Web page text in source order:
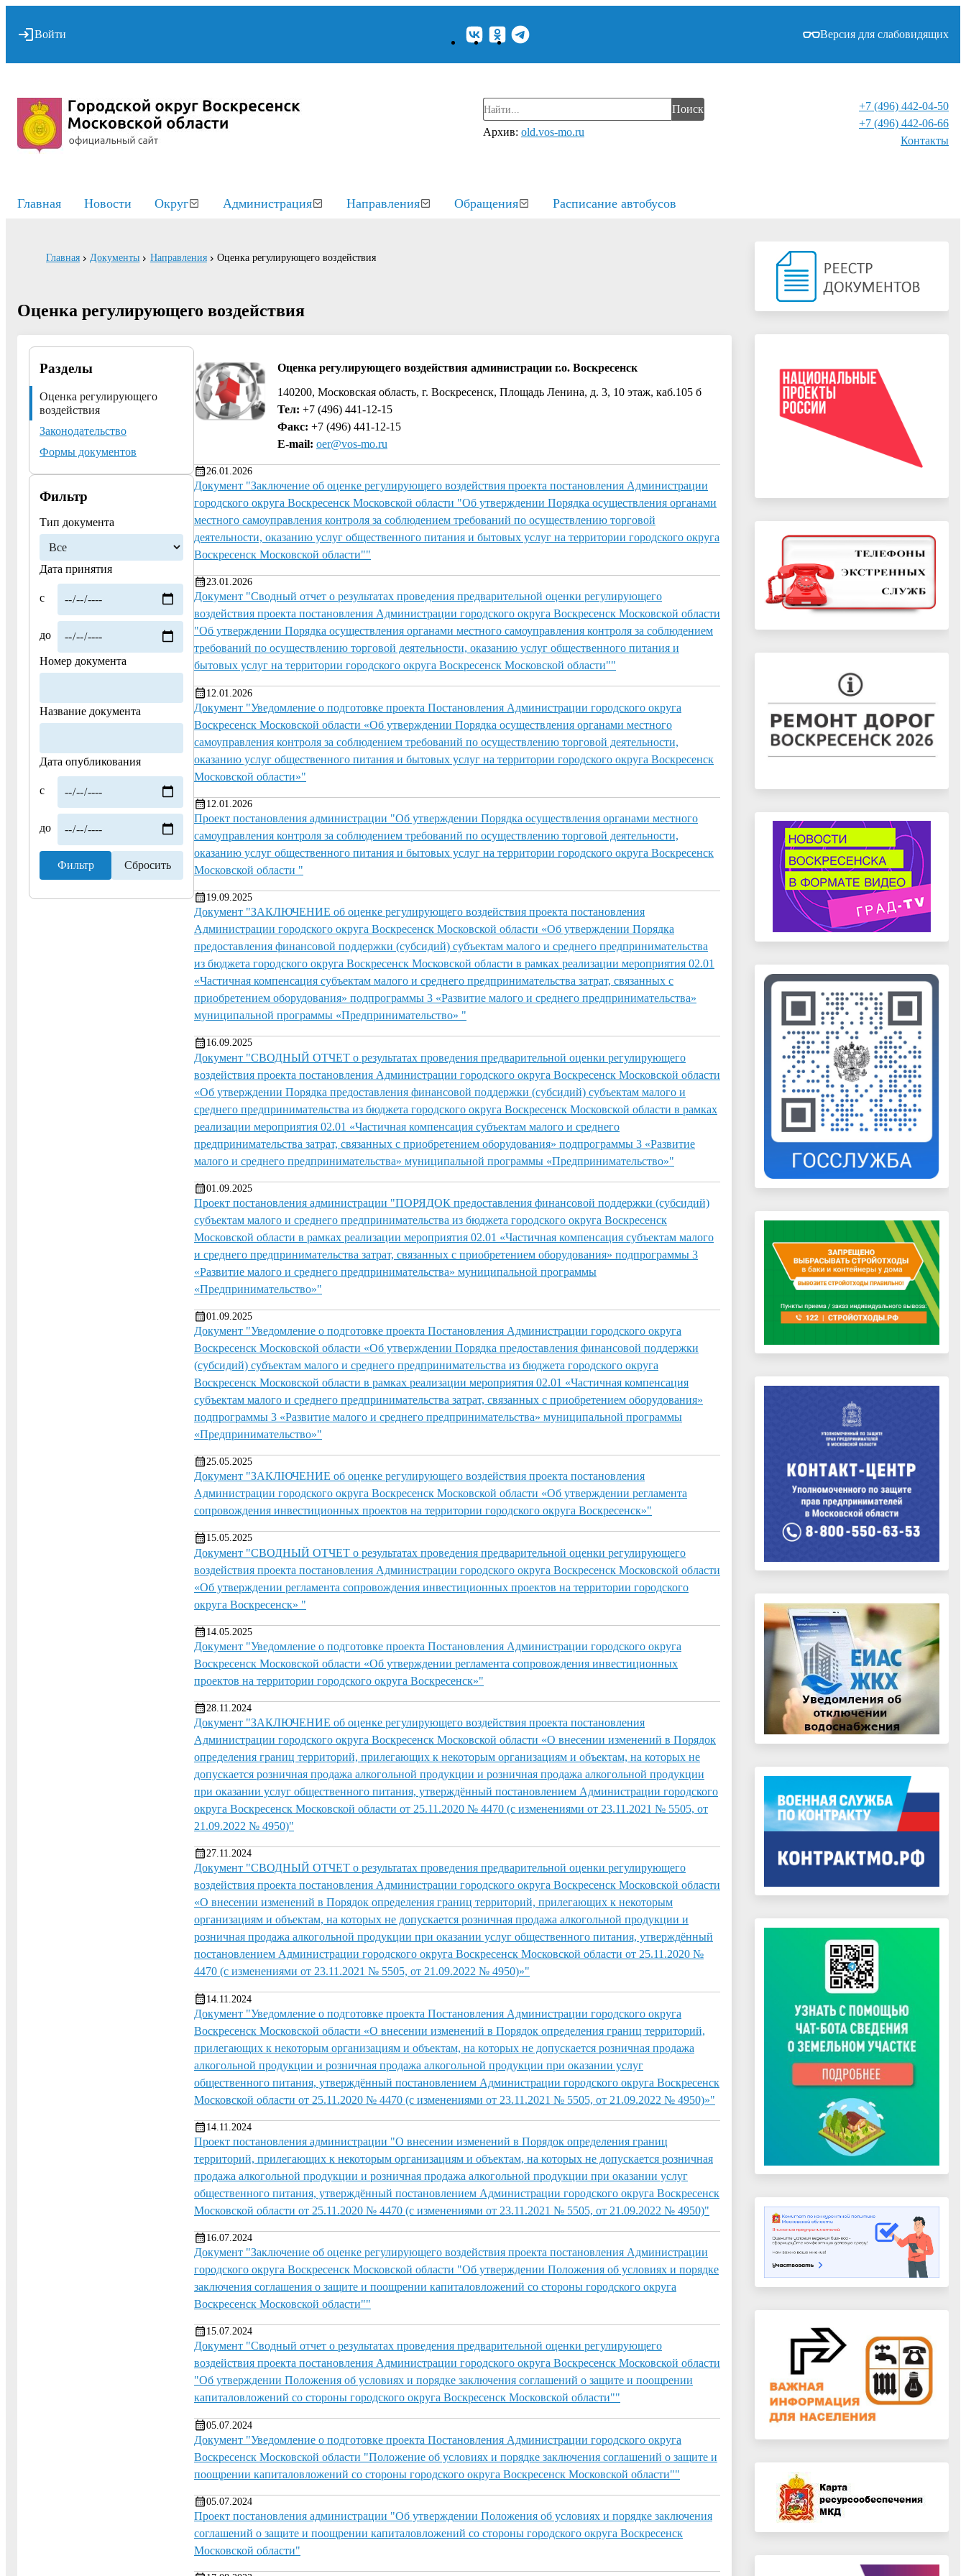
Войти Версия для слабовидящих
Поиск
Архив: old.vos-mo.ru
+7 (496) 442-04-50
+7 (496) 442-06-66
Контакты⁠
Главная Новости Округ Администрация Направления Обращения Расписание автобусов
Главная Документы Направления Оценка регулирующего воздействия
Оценка регулирующего воздействия
Разделы
Оценка регулирующего
воздействия
Законодательство
Формы документов
Фильтр
Тип документа
Дата принятия
с
до
Номер документа
Название документа
Дата опубликования
с
до
Оценка регулирующего воздействия администрации г.о. Воскресенск
140200, Московская область, г. Воскресенск, Площадь Ленина, д. 3, 10 этаж, каб.105 б
Тел: +7 (496) 441-12-15
Факс: +7 (496) 441-12-15
E-mail: oer@vos-mo.ru
26.01.2026
Документ "Заключение об оценке регулирующего воздействия проекта постановления Администрации
городского округа Воскресенск Московской области "Об утверждении Порядка осуществления органами
местного самоуправления контроля за соблюдением требований по осуществлению торговой
деятельности, оказанию услуг общественного питания и бытовых услуг на территории городского округа
Воскресенск Московской области""
23.01.2026
Документ "Сводный отчет о результатах проведения предварительной оценки регулирующего
воздействия проекта постановления Администрации городского округа Воскресенск Московской области
"Об утверждении Порядка осуществления органами местного самоуправления контроля за соблюдением
требований по осуществлению торговой деятельности, оказанию услуг общественного питания и
бытовых услуг на территории городского округа Воскресенск Московской области""
12.01.2026
Документ "Уведомление о подготовке проекта Постановления Администрации городского округа
Воскресенск Московской области «Об утверждении Порядка осуществления органами местного
самоуправления контроля за соблюдением требований по осуществлению торговой деятельности,
оказанию услуг общественного питания и бытовых услуг на территории городского округа Воскресенск
Московской области»"
12.01.2026
Проект постановления администрации "Об утверждении Порядка осуществления органами местного
самоуправления контроля за соблюдением требований по осуществлению торговой деятельности,
оказанию услуг общественного питания и бытовых услуг на территории городского округа Воскресенск
Московской области "
19.09.2025
Документ "ЗАКЛЮЧЕНИЕ об оценке регулирующего воздействия проекта постановления
Администрации городского округа Воскресенск Московской области «Об утверждении Порядка
предоставления финансовой поддержки (субсидий) субъектам малого и среднего предпринимательства
из бюджета городского округа Воскресенск Московской области в рамках реализации мероприятия 02.01
«Частичная компенсация субъектам малого и среднего предпринимательства затрат, связанных с
приобретением оборудования» подпрограммы 3 «Развитие малого и среднего предпринимательства»
муниципальной программы «Предпринимательство» "
16.09.2025
Документ "СВОДНЫЙ ОТЧЕТ о результатах проведения предварительной оценки регулирующего
воздействия проекта постановления Администрации городского округа Воскресенск Московской области
«Об утверждении Порядка предоставления финансовой поддержки (субсидий) субъектам малого и
среднего предпринимательства из бюджета городского округа Воскресенск Московской области в рамках
реализации мероприятия 02.01 «Частичная компенсация субъектам малого и среднего
предпринимательства затрат, связанных с приобретением оборудования» подпрограммы 3 «Развитие
малого и среднего предпринимательства» муниципальной программы «Предпринимательство»"
01.09.2025
Проект постановления администрации "ПОРЯДОК предоставления финансовой поддержки (субсидий)
субъектам малого и среднего предпринимательства из бюджета городского округа Воскресенск
Московской области в рамках реализации мероприятия 02.01 «Частичная компенсация субъектам малого
и среднего предпринимательства затрат, связанных с приобретением оборудования» подпрограммы 3
«Развитие малого и среднего предпринимательства» муниципальной программы
«Предпринимательство»"
01.09.2025
Документ "Уведомление о подготовке проекта Постановления Администрации городского округа
Воскресенск Московской области «Об утверждении Порядка предоставления финансовой поддержки
(субсидий) субъектам малого и среднего предпринимательства из бюджета городского округа
Воскресенск Московской области в рамках реализации мероприятия 02.01 «Частичная компенсация
субъектам малого и среднего предпринимательства затрат, связанных с приобретением оборудования»
подпрограммы 3 «Развитие малого и среднего предпринимательства» муниципальной программы
«Предпринимательство»"
25.05.2025
Документ "ЗАКЛЮЧЕНИЕ об оценке регулирующего воздействия проекта постановления
Администрации городского округа Воскресенск Московской области «Об утверждении регламента
сопровождения инвестиционных проектов на территории городского округа Воскресенск»"
15.05.2025
Документ "СВОДНЫЙ ОТЧЕТ о результатах проведения предварительной оценки регулирующего
воздействия проекта постановления Администрации городского округа Воскресенск Московской области
«Об утверждении регламента сопровождения инвестиционных проектов на территории городского
округа Воскресенск» "
14.05.2025
Документ "Уведомление о подготовке проекта Постановления Администрации городского округа
Воскресенск Московской области «Об утверждении регламента сопровождения инвестиционных
проектов на территории городского округа Воскресенск»"
28.11.2024
Документ "ЗАКЛЮЧЕНИЕ об оценке регулирующего воздействия проекта постановления
Администрации городского округа Воскресенск Московской области «О внесении изменений в Порядок
определения границ территорий, прилегающих к некоторым организациям и объектам, на которых не
допускается розничная продажа алкогольной продукции и розничная продажа алкогольной продукции
при оказании услуг общественного питания, утверждённый постановлением Администрации городского
округа Воскресенск Московской области от 25.11.2020 № 4470 (с изменениями от 23.11.2021 № 5505, от
21.09.2022 № 4950)"
27.11.2024
Документ "СВОДНЫЙ ОТЧЕТ о результатах проведения предварительной оценки регулирующего
воздействия проекта постановления Администрации городского округа Воскресенск Московской области
«О внесении изменений в Порядок определения границ территорий, прилегающих к некоторым
организациям и объектам, на которых не допускается розничная продажа алкогольной продукции и
розничная продажа алкогольной продукции при оказании услуг общественного питания, утверждённый
постановлением Администрации городского округа Воскресенск Московской области от 25.11.2020 №
4470 (с изменениями от 23.11.2021 № 5505, от 21.09.2022 № 4950)»"
14.11.2024
Документ "Уведомление о подготовке проекта Постановления Администрации городского округа
Воскресенск Московской области «О внесении изменений в Порядок определения границ территорий,
прилегающих к некоторым организациям и объектам, на которых не допускается розничная продажа
алкогольной продукции и розничная продажа алкогольной продукции при оказании услуг
общественного питания, утверждённый постановлением Администрации городского округа Воскресенск
Московской области от 25.11.2020 № 4470 (с изменениями от 23.11.2021 № 5505, от 21.09.2022 № 4950)»"
14.11.2024
Проект постановления администрации "О внесении изменений в Порядок определения границ
территорий, прилегающих к некоторым организациям и объектам, на которых не допускается розничная
продажа алкогольной продукции и розничная продажа алкогольной продукции при оказании услуг
общественного питания, утверждённый постановлением Администрации городского округа Воскресенск
Московской области от 25.11.2020 № 4470 (с изменениями от 23.11.2021 № 5505, от 21.09.2022 № 4950)"
16.07.2024
Документ "Заключение об оценке регулирующего воздействия проекта постановления Администрации
городского округа Воскресенск Московской области "Об утверждении Положения об условиях и порядке
заключения соглашения о защите и поощрении капиталовложений со стороны городского округа
Воскресенск Московской области""
15.07.2024
Документ "Сводный отчет о результатах проведения предварительной оценки регулирующего
воздействия проекта постановления Администрации городского округа Воскресенск Московской области
"Об утверждении Положения об условиях и порядке заключения соглашений о защите и поощрении
капиталовложений со стороны городского округа Воскресенск Московской области""
05.07.2024
Документ "Уведомление о подготовке проекта Постановления Администрации городского округа
Воскресенск Московской области "Положение об условиях и порядке заключения соглашений о защите и
поощрении капиталовложений со стороны городского округа Воскресенск Московской области""
05.07.2024
Проект постановления администрации "Об утверждении Положения об условиях и порядке заключения
соглашений о защите и поощрении капиталовложений со стороны городского округа Воскресенск
Московской области"